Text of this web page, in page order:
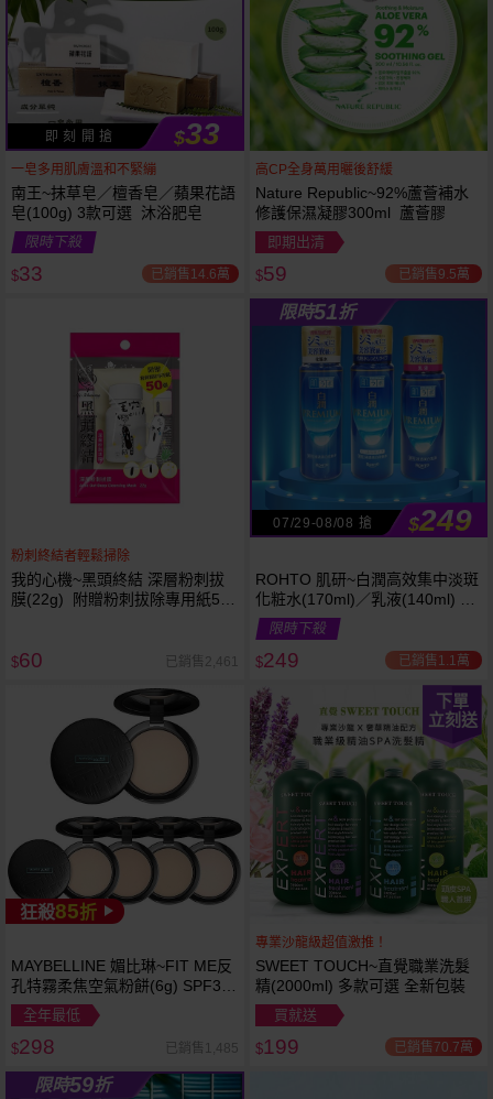
立刻送
限時53折
越多越
便宜
即 刻 開 搶 $33
一皂多用肌膚溫和不緊繃
南王~抹草皂／檀香皂／蘋果花語
皂(100g) 3款可選 沐浴肥皂
限時下殺
$33 已銷售14.6萬
高CP全身萬用曬後舒緩
Nature Republic~92%蘆薈補水
修護保濕凝膠300ml 蘆薈膠
即期出清
$59 已銷售9.5萬
粉刺終結者輕鬆掃除
我的心機~黑頭終結 深層粉刺拔
膜(22g) 附贈粉刺拔除專用紙50
$60 已銷售2,461
限時51折
07/29-08/08 搶 $249
ROHTO 肌研~白潤高效集中淡斑
化粧水(170ml)／乳液(140ml) 款
式可選
限時下殺
$249 已銷售1.1萬
狂殺85折
MAYBELLINE 媚比琳~FIT ME反
孔特霧柔焦空氣粉餅(6g) SPF32
PA+++ 款式可選 空氣小圓餅
全年最低
$298 已銷售1,485
下單
立刻送
專業沙龍級超值激推！
SWEET TOUCH~直覺職業洗髮
精(2000ml) 多款可選 全新包裝
買就送
$199 已銷售70.7萬
限時59折